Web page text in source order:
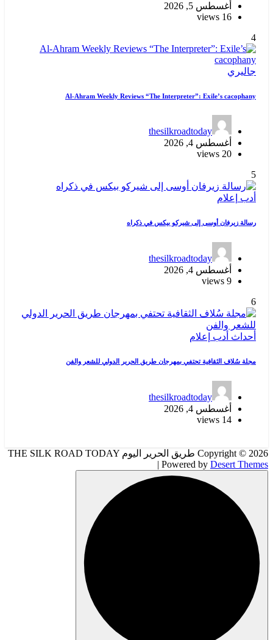
أغسطس 5, 2026
16 views
4
جاليري
Al-Ahram Weekly Reviews “The Interpreter”: Exile’s cacophany
thesilkroadtoday
أغسطس 4, 2026
20 views
5
أدب إعلام
رسالة زيرفان أوسى إلى شيركو بيكس في ذكراه
thesilkroadtoday
أغسطس 4, 2026
9 views
6
أحداث أدب إعلام
مجلة سُلاف الثقافية تحتفي بمهرجان طريق الحرير الدولي للشعر والفن
thesilkroadtoday
أغسطس 4, 2026
14 views
Copyright © 2026 طريق الحرير اليوم THE SILK ROAD TODAY
| Powered by Desert Themes